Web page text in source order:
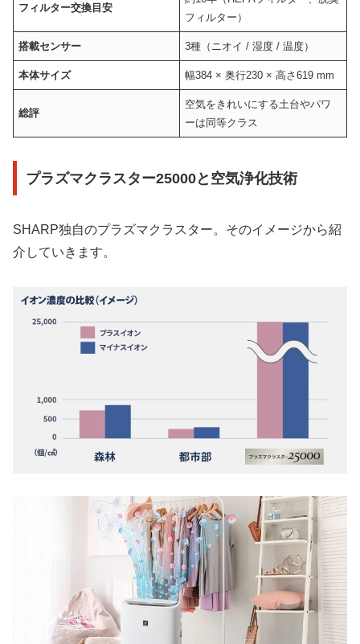
フィルター交換目安
フィルター）
搭載センサー 3種（ニオイ / 湿度 / 温度）
本体サイズ 幅384 × 奥行230 × 高さ619 mm
総評
空気をきれいにする土台やパワ
ーは同等クラス
プラズマクラスター25000と空気浄化技術
SHARP独自のプラズマクラスター。そのイメージから紹
介していきます。